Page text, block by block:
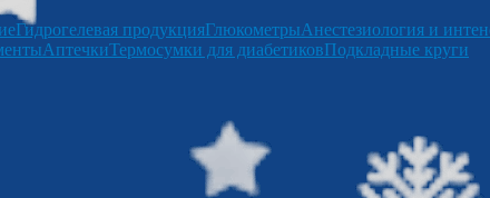
Гидрогелевая продукцияГлюкометрыАнестезиология и
АптечкиТермосумки для диабетиковПодкладные круги